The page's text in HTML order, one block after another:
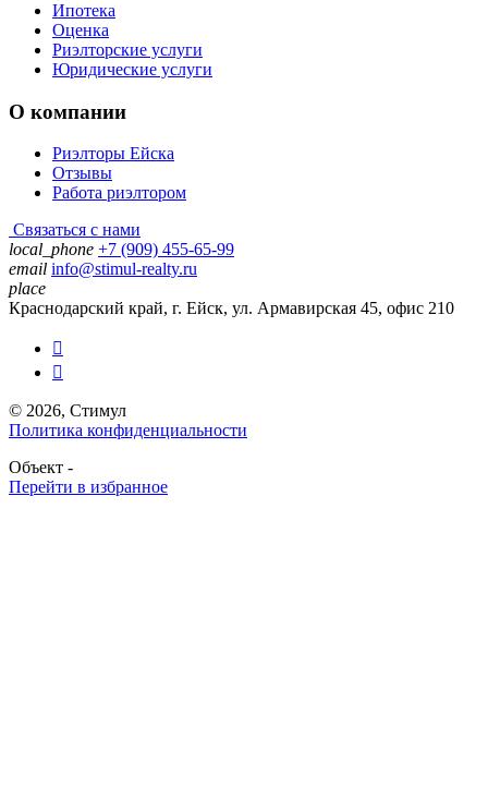
Ипотека
Оценка
Риэлторские услуги
Юридические услуги
О компании
Риэлторы Ейска
Отзывы
Работа риэлтором
Связаться с нами
local_phone +7 (909) 455-65-99
email info@stimul-realty.ru
place
Краснодарский край, г. Ейск, ул. Армавирская 45, офис 210


© 2026, Стимул
Политика конфиденциальности
Объект -
Перейти в избранное